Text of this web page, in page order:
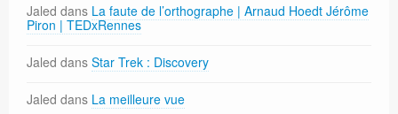
Jaled dans La faute de l’orthographe | Arnaud Hoedt Jérôme
Piron | TEDxRennes
Jaled dans Star Trek : Discovery
Jaled dans La meilleure vue